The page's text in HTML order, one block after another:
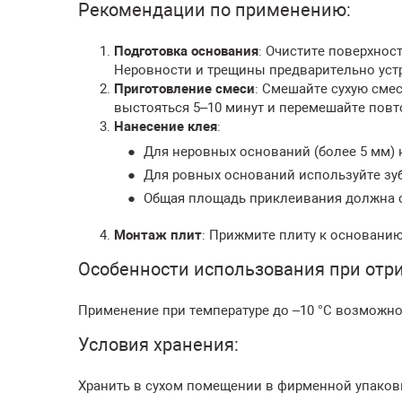
Рекомендации по применению:
Подготовка основания: Очистите
Неровности и трещины предварительно
Приготовление смеси: Смешайте сухую
выстояться 5–10 минут и перемешайте
Нанесение клея:
Для неровных оснований (более 5 мм)
Для ровных оснований используйте
Общая площадь приклеивания должна
Монтаж плит: Прижмите плиту к
Особенности использования при
Применение при температуре до –10 °С
Условия хранения:
Хранить в сухом помещении в фирменной